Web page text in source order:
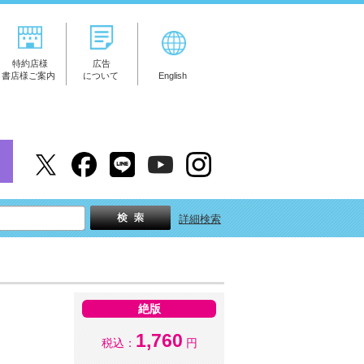
特約店様
書店様ご案内
広告
について
English
詳細検索
絶版
税込： 1,760 円